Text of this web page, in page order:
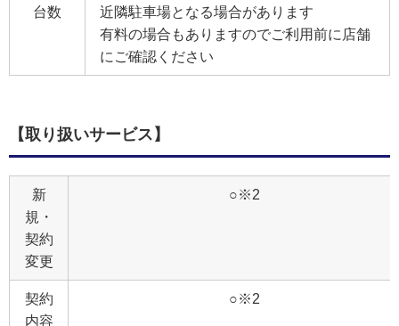
台数
近隣駐車場となる場合があります
有料の場合もありますのでご利用前に店舗
にご確認ください
【取り扱いサービス】
新
規・
契約
変更
○※2
契約
内容
○※2